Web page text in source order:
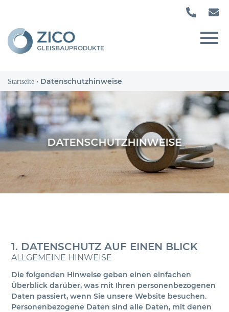
Startseite · Datenschutzhinweise
DATENSCHUTZHINWEISE
1. DATENSCHUTZ AUF EINEN BLICK
ALLGEMEINE HINWEISE
Die folgenden Hinweise geben einen einfachen
Überblick darüber, was mit Ihren personenbezogenen
Daten passiert, wenn Sie unsere Website besuchen.
Personenbezogene Daten sind alle Daten, mit denen